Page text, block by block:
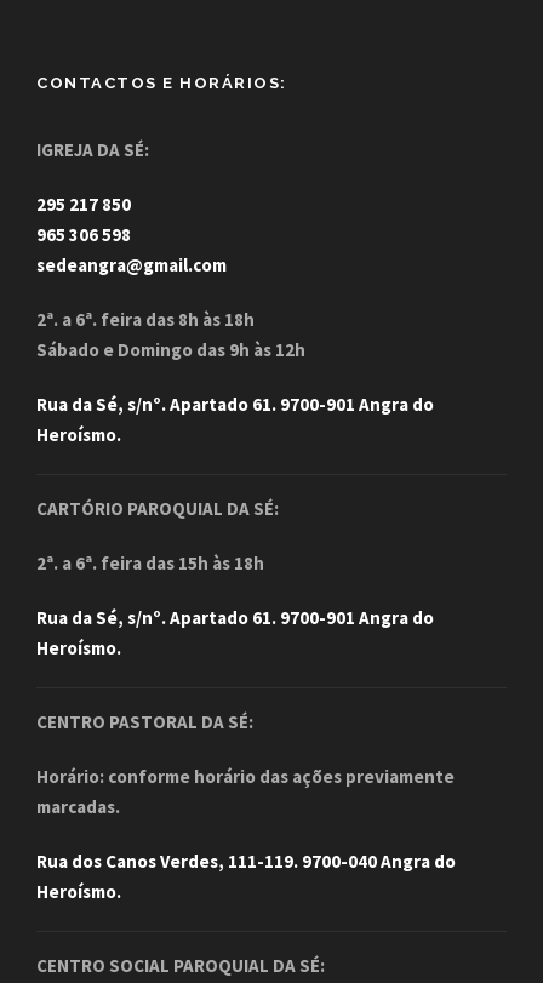
CONTACTOS E HORÁRIOS:
IGREJA DA SÉ:
295 217 850
965 306 598
sedeangra@gmail.com
2ª. a 6ª. feira das 8h às 18h
Sábado e Domingo das 9h às 12h
Rua da Sé, s/nº. Apartado 61. 9700-901 Angra do
Heroísmo.
CARTÓRIO PAROQUIAL DA SÉ:
2ª. a 6ª. feira das 15h às 18h
Rua da Sé, s/nº. Apartado 61. 9700-901 Angra do
Heroísmo.
CENTRO PASTORAL DA SÉ:
Horário: conforme horário das ações previamente
marcadas.
Rua dos Canos Verdes, 111-119. 9700-040 Angra do
Heroísmo.
CENTRO SOCIAL PAROQUIAL DA SÉ: